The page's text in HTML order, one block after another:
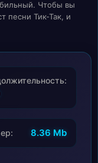
Чтобы вы
песни Тик-Так, и
8.36 Mb